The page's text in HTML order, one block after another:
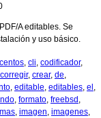
A editables. Se
y uso básico.
centos, cli, codificador,
corregir, crear, de,
, editable, editables, el ,
, formato, freebsd ,
, imagen, imagenes,